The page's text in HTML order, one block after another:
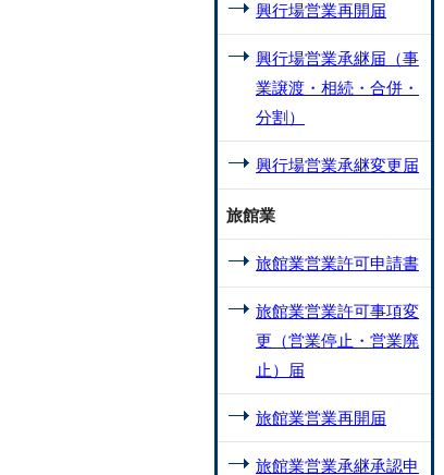
興行場営業再開届
興行場営業承継届（事
業譲渡・相続・合併・
分割）
興行場営業承継変更届
旅館業
旅館業営業許可申請書
旅館業営業許可事項変
更（営業停止・営業廃
止）届
旅館業営業再開届
旅館業営業承継承認申